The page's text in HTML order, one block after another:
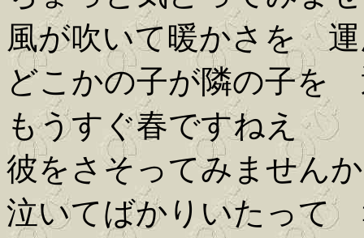
風が吹いて暖かさを
どこかの子が隣の子を
もうすぐ春ですねえ
彼をさそってみませんか
泣いてばかりいたって